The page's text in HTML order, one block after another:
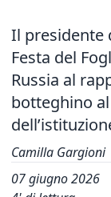
Il presidente
Festa del
Russia al
botteghino
Camilla Gargioni
07 giugno 2026